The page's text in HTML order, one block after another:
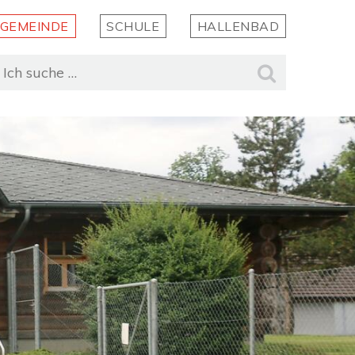
GEMEINDE SCHULE HALLENBAD